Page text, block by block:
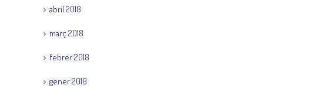
abril 2018
març 2018
febrer 2018
gener 2018